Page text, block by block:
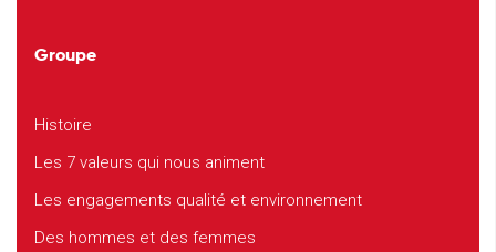
Groupe
Histoire
Les 7 valeurs qui nous animent
Les engagements qualité et environnement
Des hommes et des femmes